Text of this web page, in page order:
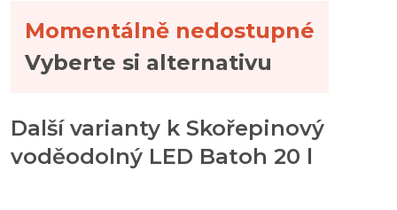
Momentálně nedostupné
Vyberte si alternativu
Další varianty k Skořepinový
voděodolný LED Batoh 20 l